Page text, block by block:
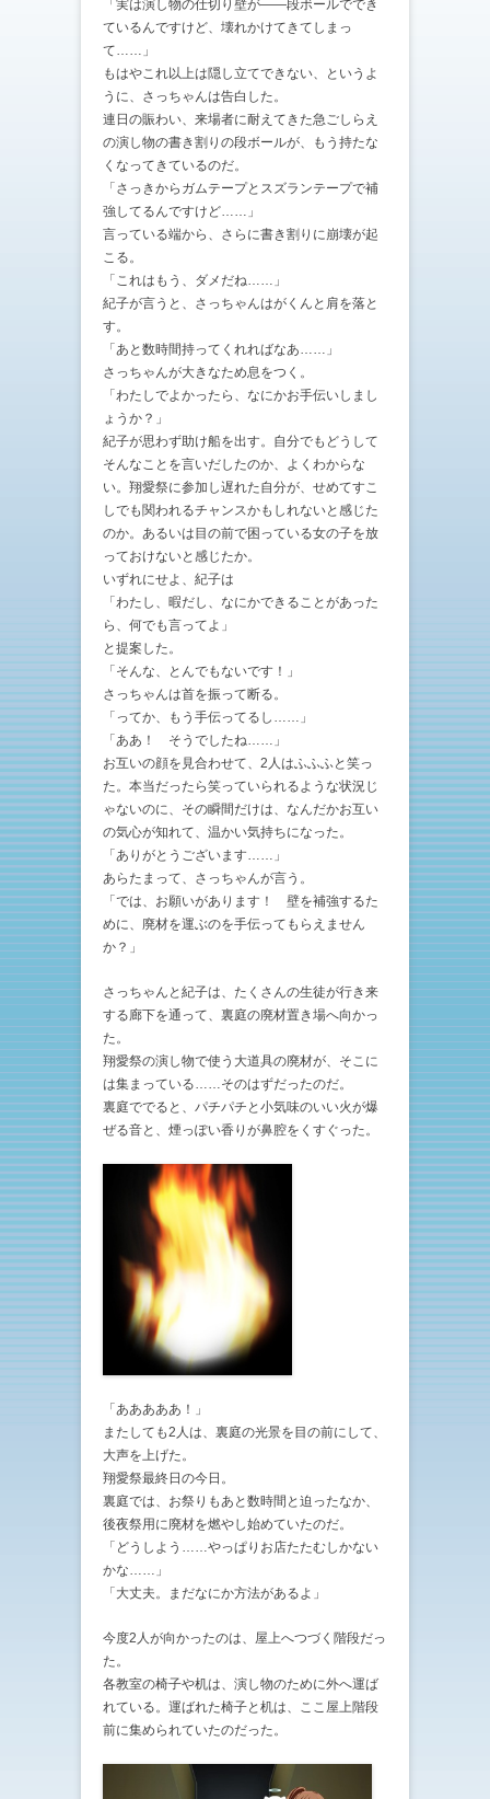
「実は演し物の仕切り壁が——段ボールででき
ているんですけど、壊れかけてきてしまっ
て……」
もはやこれ以上は隠し立てできない、というよ
うに、さっちゃんは告白した。
連日の賑わい、来場者に耐えてきた急ごしらえ
の演し物の書き割りの段ボールが、もう持たな
くなってきているのだ。
「さっきからガムテープとスズランテープで補
強してるんですけど……」
言っている端から、さらに書き割りに崩壊が起
こる。
「これはもう、ダメだね……」
紀子が言うと、さっちゃんはがくんと肩を落と
す。
「あと数時間持ってくれればなあ……」
さっちゃんが大きなため息をつく。
「わたしでよかったら、なにかお手伝いしまし
ょうか？」
紀子が思わず助け船を出す。自分でもどうして
そんなことを言いだしたのか、よくわからな
い。翔愛祭に参加し遅れた自分が、せめてすこ
しでも関われるチャンスかもしれないと感じた
のか。あるいは目の前で困っている女の子を放
っておけないと感じたか。
いずれにせよ、紀子は
「わたし、暇だし、なにかできることがあった
ら、何でも言ってよ」
と提案した。
「そんな、とんでもないです！」
さっちゃんは首を振って断る。
「ってか、もう手伝ってるし……」
「ああ！ そうでしたね……」
お互いの顔を見合わせて、2人はふふふと笑っ
た。本当だったら笑っていられるような状況じ
ゃないのに、その瞬間だけは、なんだかお互い
の気心が知れて、温かい気持ちになった。
「ありがとうございます……」
あらたまって、さっちゃんが言う。
「では、お願いがあります！ 壁を補強するた
めに、廃材を運ぶのを手伝ってもらえません
か？」
さっちゃんと紀子は、たくさんの生徒が行き来
する廊下を通って、裏庭の廃材置き場へ向かっ
た。
翔愛祭の演し物で使う大道具の廃材が、そこに
は集まっている……そのはずだったのだ。
裏庭ででると、パチパチと小気味のいい火が爆
ぜる音と、煙っぽい香りが鼻腔をくすぐった。
「あああああ！」
またしても2人は、裏庭の光景を目の前にして、
大声を上げた。
翔愛祭最終日の今日。
裏庭では、お祭りもあと数時間と迫ったなか、
後夜祭用に廃材を燃やし始めていたのだ。
「どうしよう……やっぱりお店たたむしかない
かな……」
「大丈夫。まだなにか方法があるよ」
今度2人が向かったのは、屋上へつづく階段だっ
た。
各教室の椅子や机は、演し物のために外へ運ば
れている。運ばれた椅子と机は、ここ屋上階段
前に集められていたのだった。